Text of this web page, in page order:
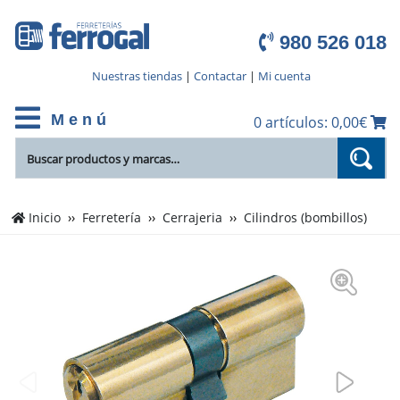
980 526 018
Nuestras tiendas| Contactar| Mi cuenta
M e n ú 0 artículos: 0,00€
Inicio Ferretería Cerrajeria Cilindros (bombillos)